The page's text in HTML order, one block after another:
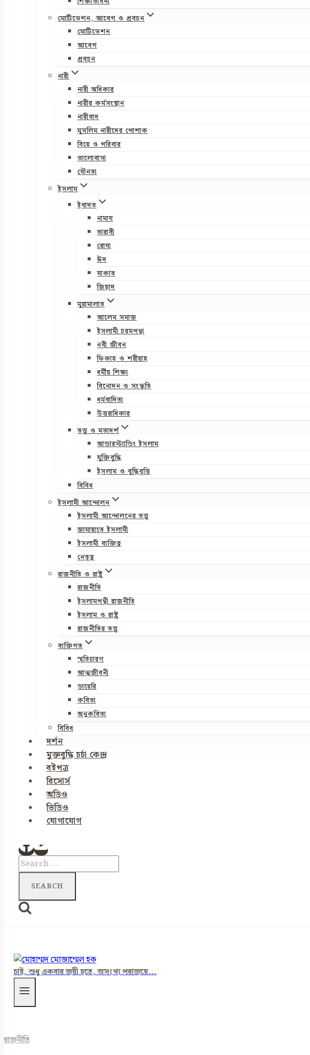
মোটিভেশন, আবেগ ও প্রবচন
মোটিভেশন
আবেগ
প্রবচন
নারী
নারী অধিকার
নারীর কর্মসংস্থান
নারীবাদ
মুসলিম নারীদের পোশাক
বিয়ে ও পরিবার
ভালোবাসা
যৌনতা
ইসলাম
ইবাদত
নামায
তারাবী
রোযা
ঈদ
যাকাত
জিহাদ
মুয়ামালাত
আলেম সমাজ
ইসলামী চরমপন্থা
নবী জীবন
ফিকাহ ও শরীয়াহ
ধর্মীয় শিক্ষা
বিনোদন ও সংস্কৃতি
ধর্মবাদিতা
উত্তরাধিকার
তত্ত্ব ও মতাদর্শ
আন্ডারস্ট্যান্ডিং ইসলাম
যুক্তিবুদ্ধি
ইসলাম ও বুদ্ধিবৃত্তি
বিবিধ
ইসলামী আন্দোলন
ইসলামী আন্দোলনের তত্ত্ব
জামায়াতে ইসলামী
ইসলামী ব্যক্তিত্ব
নেতৃত্ব
রাজনীতি ও রাষ্ট্র
রাজনীতি
ইসলামপন্থী রাজনীতি
ইসলাম ও রাষ্ট্র
রাজনীতির তত্ত্ব
ব্যক্তিগত
স্মৃতিচারণ
আত্মজীবনী
ডায়েরি
কবিতা
অনুকবিতা
বিবিধ
দর্শন
মুক্তবুদ্ধি চর্চা কেন্দ্র
বইপত্র
রিসোর্স
অডিও
ভিডিও
যোগাযোগ
Search
for:
চাই, শুধু একবার জয়ী হতে, অসংখ্য পরাজয়ে...
রাজনীতি